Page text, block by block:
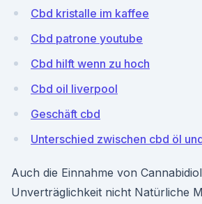
Cbd kristalle im kaffee
Cbd patrone youtube
Cbd hilft wenn zu hoch
Cbd oil liverpool
Geschäft cbd
Unterschied zwischen cbd öl
Auch die Einnahme von
Unverträglichkeit nicht Natürliche